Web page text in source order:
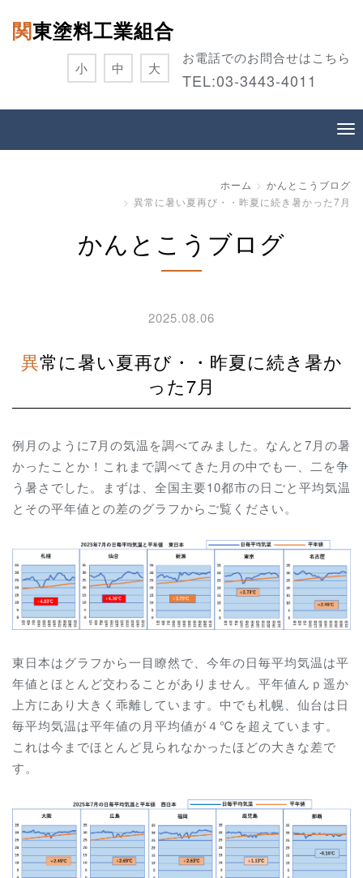
関東塗料工業組合
お電話でのお問合せはこちら
TEL:03-3443-4011
小 中 大
ホーム
かんとこうブログ
異常に暑い夏再び・・昨夏に続き暑かった7月
かんとこうブログ
2025.08.06
異常に暑い夏再び・・昨夏に続き暑か
った7月
例月のように7月の気温を調べてみました。なんと7月の暑
かったことか！これまで調べてきた月の中でも一、二を争
う暑さでした。まずは、全国主要10都市の日ごと平均気温
とその平年値との差のグラフからご覧ください。
東日本はグラフから一目瞭然で、今年の日毎平均気温は平
年値とほとんど交わることがありません。平年値んｐ遥か
上方にあり大きく乖離しています。中でも札幌、仙台は日
毎平均気温は平年値の月平均値が４℃を超えています。
これは今までほとんど見られなかったほどの大きな差で
す。